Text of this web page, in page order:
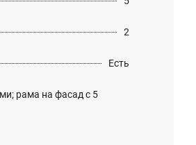
2
Есть
рама на фасад с 5